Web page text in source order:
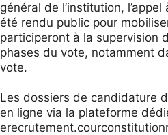
général de l’institution,
été rendu public pour
participeront à la supervision
phases du vote, notamment
vote.
Les dossiers de candidature
en ligne via la plateforme